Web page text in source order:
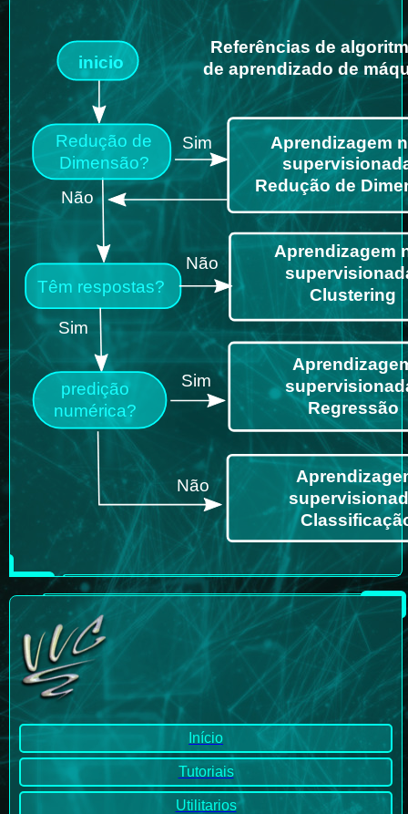
Início
Tutoriais
Utilitarios